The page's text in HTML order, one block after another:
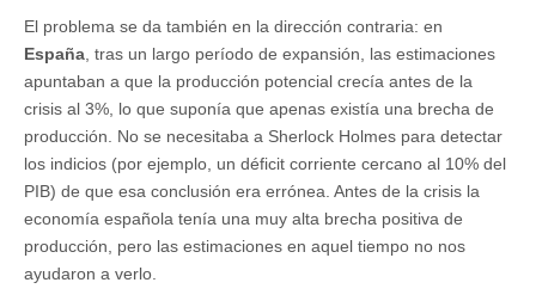
El problema se da también en la dirección contraria: en
España, tras un largo período de expansión, las estimaciones
apuntaban a que la producción potencial crecía antes de la
crisis al 3%, lo que suponía que apenas existía una brecha de
producción. No se necesitaba a Sherlock Holmes para detectar
los indicios (por ejemplo, un déficit corriente cercano al 10% del
PIB) de que esa conclusión era errónea. Antes de la crisis la
economía española tenía una muy alta brecha positiva de
producción, pero las estimaciones en aquel tiempo no nos
ayudaron a verlo.